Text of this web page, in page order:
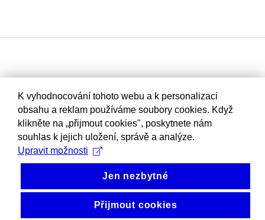
K vyhodnocování tohoto webu a k personalizaci
obsahu a reklam používáme soubory cookies. Když
klikněte na „přijmout cookies", poskytnete nám
souhlas k jejich uložení, správě a analýze.
Upravit možnosti
Jen nezbytné
Přijmout cookies